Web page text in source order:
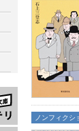
ノンフィクシ